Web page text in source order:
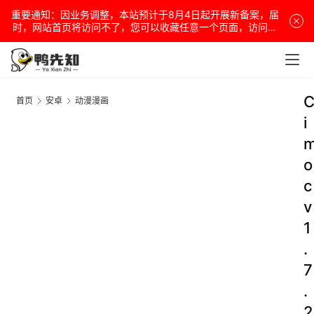
重要通知：因业务调整，本站预计于8月4日起开展新备案，届
时，网站首页将访问不了，您可以收藏任意一个页面，访问网
站！
首页 安卓 动漫漫画
C
i
o
c
v
1
.
7
.